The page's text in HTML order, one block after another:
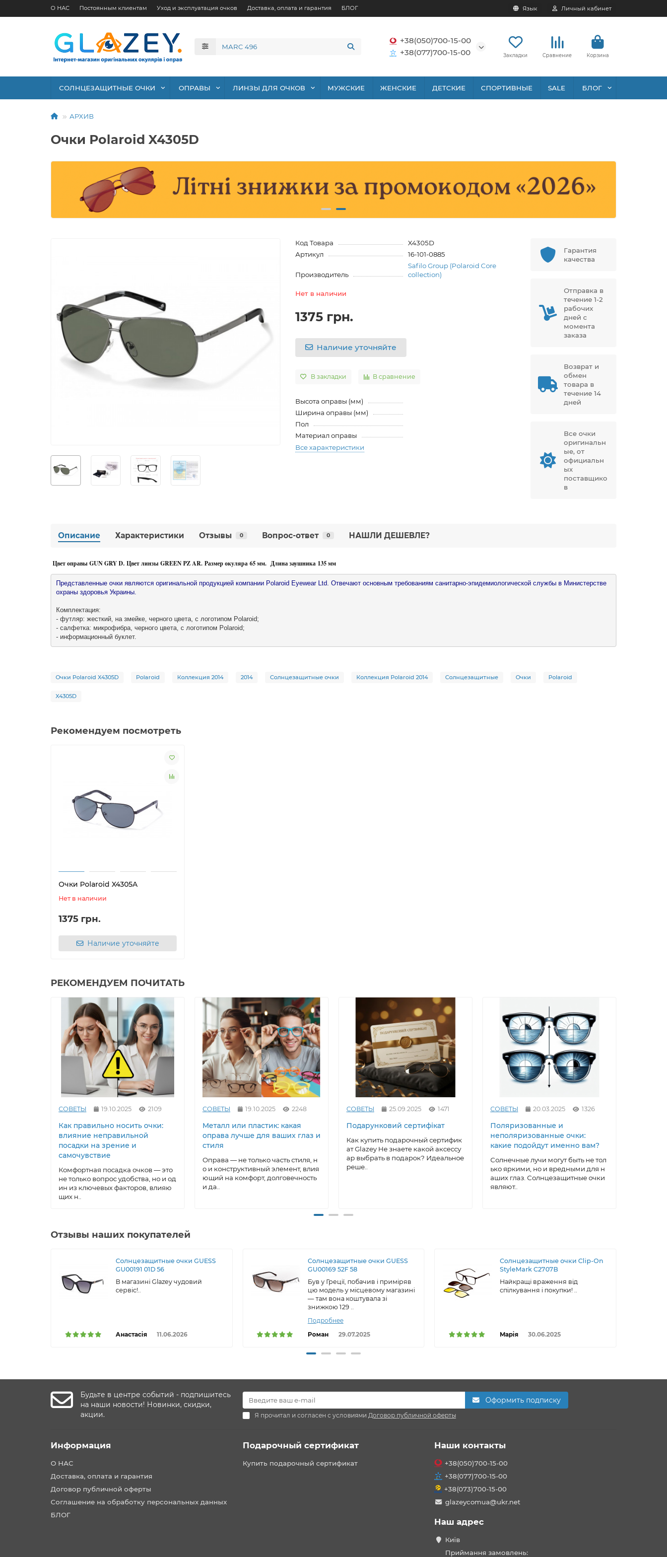
О НАС Постоянным клиентам Уход и эксплуатация очков Доставка, оплата и гарантия БЛОГ Язык Личный кабинет
+38(050)700-15-00
+38(077)700-15-00
Закладки Сравнение Корзина
СОЛНЦЕЗАЩИТНЫЕ ОЧКИ ОПРАВЫ ЛИНЗЫ ДЛЯ ОЧКОВ МУЖСКИЕ ЖЕНСКИЕ ДЕТСКИЕ СПОРТИВНЫЕ SALE БЛОГ
АРХИВ
Очки Polaroid X4305D
Код Товара
X4305D
Артикул
16-101-0885
Производитель
Safilo Group (Polaroid Core
collection)
Нет в наличии
1375 грн.
Наличие уточняйте
В закладки В сравнение
Высота оправы (мм)
Ширина оправы (мм)
Пол
Материал оправы
Все характеристики
Гарантия
качества
Отправка в
течение 1-2
рабочих
дней с
момента
заказа
Возврат и
обмен
товара в
течение 14
дней
Все очки
оригинальн
ые, от
официальн
ых
поставщико
в
Описание Характеристики Отзывы 0 Вопрос-ответ 0 НАШЛИ ДЕШЕВЛЕ?
Цвет оправы GUN GRY D. Цвет линзы GREEN PZ AR. Размер окуляра 65 мм. Длина заушника 135 мм
Представленные очки являются оригинальной продукцией компании Polaroid Eyewear Ltd. Отвечают основным требованиям санитарно-эпидемиологической службы в Министерстве
охраны здоровья Украины.
Комплектация:
- футляр: жесткий, на змейке, черного цвета, с логотипом Polaroid;
- салфетка: микрофибра, черного цвета, с логотипом Polaroid;
- информационный буклет.
Очки Polaroid X4305D Polaroid Коллекция 2014 2014 Солнцезащитные очки Коллекция Polaroid 2014 Солнцезащитные Очки Polaroid
X4305D
Рекомендуем посмотреть
Очки Polaroid X4305A
Нет в наличии
1375 грн.
Наличие уточняйте
РЕКОМЕНДУЕМ ПОЧИТАТЬ
СОВЕТЫ 19.10.2025 2109
Как правильно носить очки:
влияние неправильной
посадки на зрение и
самочувствие
Комфортная посадка очков — это
не только вопрос удобства, но и од
ин из ключевых факторов, влияю
щих н..
СОВЕТЫ 19.10.2025 2248
Металл или пластик: какая
оправа лучше для ваших глаз и
стиля
Оправа — не только часть стиля, н
о и конструктивный элемент, влия
ющий на комфорт, долговечность
и да..
СОВЕТЫ 25.09.2025 1471
Подарунковий сертифікат
Как купить подарочный сертифик
ат Glazey Не знаете какой аксессу
ар выбрать в подарок? Идеальное
реше..
СОВЕТЫ 20.03.2025 1326
Поляризованные и
неполяризованные очки:
какие подойдут именно вам?
Солнечные лучи могут быть не тол
ько яркими, но и вредными для н
аших глаз. Солнцезащитные очки
являют..
Отзывы наших покупателей
Солнцезащитные очки GUESS
GU00191 01D 56
В магазині Glazey чудовий
сервіс!..
Анастасія 11.06.2026
Солнцезащитные очки GUESS
GU00169 52F 58
Був у Греції, побачив і приміряв
цю модель у місцевому магазині
— там вона коштувала зі
знижкою 129 ..
Подробнее
Роман
29.07.2025
Солнцезащитные очки Clip-On
StyleMark C2707B
Найкращі враження від
спілкування і покупки! ..
Марія 30.06.2025
Будьте в центре событий - подпишитесь
на наши новости! Новинки, скидки,
акции.
Оформить подписку
Я прочитал и согласен с условиями Договор публичной оферты
Информация
О НАС
Доставка, оплата и гарантия
Договор публичной оферты
Соглашение на обработку персональных данных
БЛОГ
Подарочный сертификат
Купить подарочный сертификат
Наши контакты
+38(050)700-15-00
+38(077)700-15-00
+38(073)700-15-00
glazeycomua@ukr.net
Наш адрес
Київ
Приймання замовлень: